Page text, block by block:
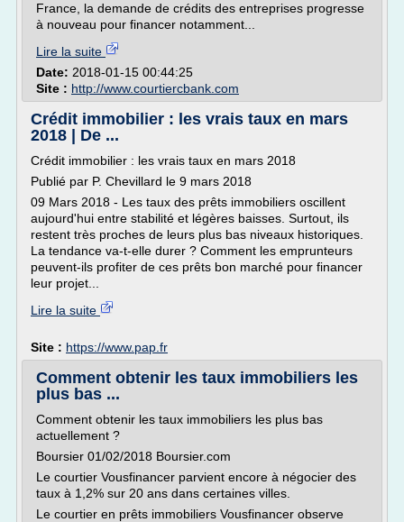
France, la demande de crédits des entreprises progresse
à nouveau pour financer notamment...
Lire la suite
Date: 2018-01-15 00:44:25
Site : http://www.courtiercbank.com
Crédit immobilier : les vrais taux en mars
2018 | De ...
Crédit immobilier : les vrais taux en mars 2018
Publié par P. Chevillard le 9 mars 2018
09 Mars 2018 - Les taux des prêts immobiliers oscillent
aujourd'hui entre stabilité et légères baisses. Surtout, ils
restent très proches de leurs plus bas niveaux historiques.
La tendance va-t-elle durer ? Comment les emprunteurs
peuvent-ils profiter de ces prêts bon marché pour financer
leur projet...
Lire la suite
Site : https://www.pap.fr
Comment obtenir les taux immobiliers les
plus bas ...
Comment obtenir les taux immobiliers les plus bas
actuellement ?
Boursier 01/02/2018 Boursier.com
Le courtier Vousfinancer parvient encore à négocier des
taux à 1,2% sur 20 ans dans certaines villes.
Le courtier en prêts immobiliers Vousfinancer observe